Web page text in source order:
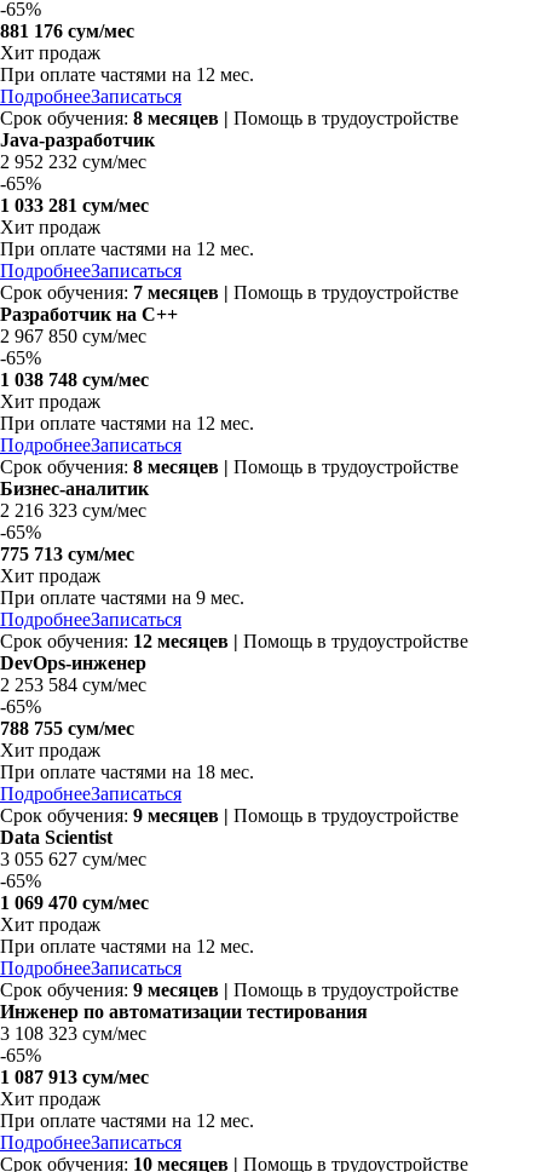
-65%
881 176 сум/мес
Хит продаж
При оплате частями на 12 мес.
ПодробнееЗаписаться
Срок обучения: 8 месяцев | Помощь в трудоустройстве
Java-разработчик
2 952 232 сум/мес
-65%
1 033 281 сум/мес
Хит продаж
При оплате частями на 12 мес.
ПодробнееЗаписаться
Срок обучения: 7 месяцев | Помощь в трудоустройстве
Разработчик на C++
2 967 850 сум/мес
-65%
1 038 748 сум/мес
Хит продаж
При оплате частями на 12 мес.
ПодробнееЗаписаться
Срок обучения: 8 месяцев | Помощь в трудоустройстве
Бизнес-аналитик
2 216 323 сум/мес
-65%
775 713 сум/мес
Хит продаж
При оплате частями на 9 мес.
ПодробнееЗаписаться
Срок обучения: 12 месяцев | Помощь в трудоустройстве
DevOps-инженер
2 253 584 сум/мес
-65%
788 755 сум/мес
Хит продаж
При оплате частями на 18 мес.
ПодробнееЗаписаться
Срок обучения: 9 месяцев | Помощь в трудоустройстве
Data Scientist
3 055 627 сум/мес
-65%
1 069 470 сум/мес
Хит продаж
При оплате частями на 12 мес.
ПодробнееЗаписаться
Срок обучения: 9 месяцев | Помощь в трудоустройстве
Инженер по автоматизации тестирования
3 108 323 сум/мес
-65%
1 087 913 сум/мес
Хит продаж
При оплате частями на 12 мес.
ПодробнееЗаписаться
Срок обучения: 10 месяцев | Помощь в трудоустройстве